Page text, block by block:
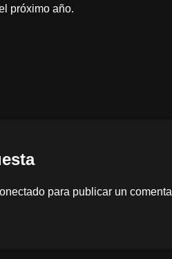
próximo año.
para publicar un